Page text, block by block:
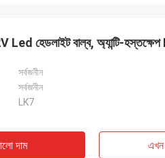
Led হেডলাইট বাল্ব, অ্যান্টি-
সর্বজনীন
সর্বজনীন
LK7
দাম